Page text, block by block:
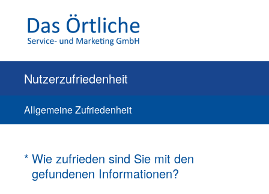
Nutzerzufriedenheit
Allgemeine Zufriedenheit
* Wie zufrieden sind Sie mit den
gefundenen Informationen?
(Erforderlich.)